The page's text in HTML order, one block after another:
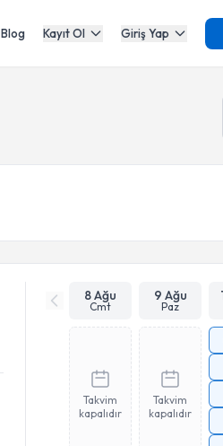
Blog Kayıt Ol Giriş Yap
8 Ağu
Cmt
9 Ağu
Paz
Takvim
kapalıdır
Takvim
kapalıdır